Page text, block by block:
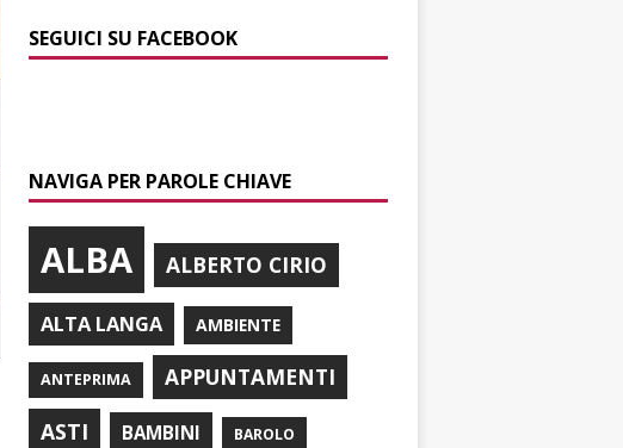
SEGUICI SU FACEBOOK
NAVIGA PER PAROLE CHIAVE
ALBA ALBERTO CIRIO
ALTA LANGA AMBIENTE
ANTEPRIMA
APPUNTAMENTI
ASTI
BAMBINI BAROLO